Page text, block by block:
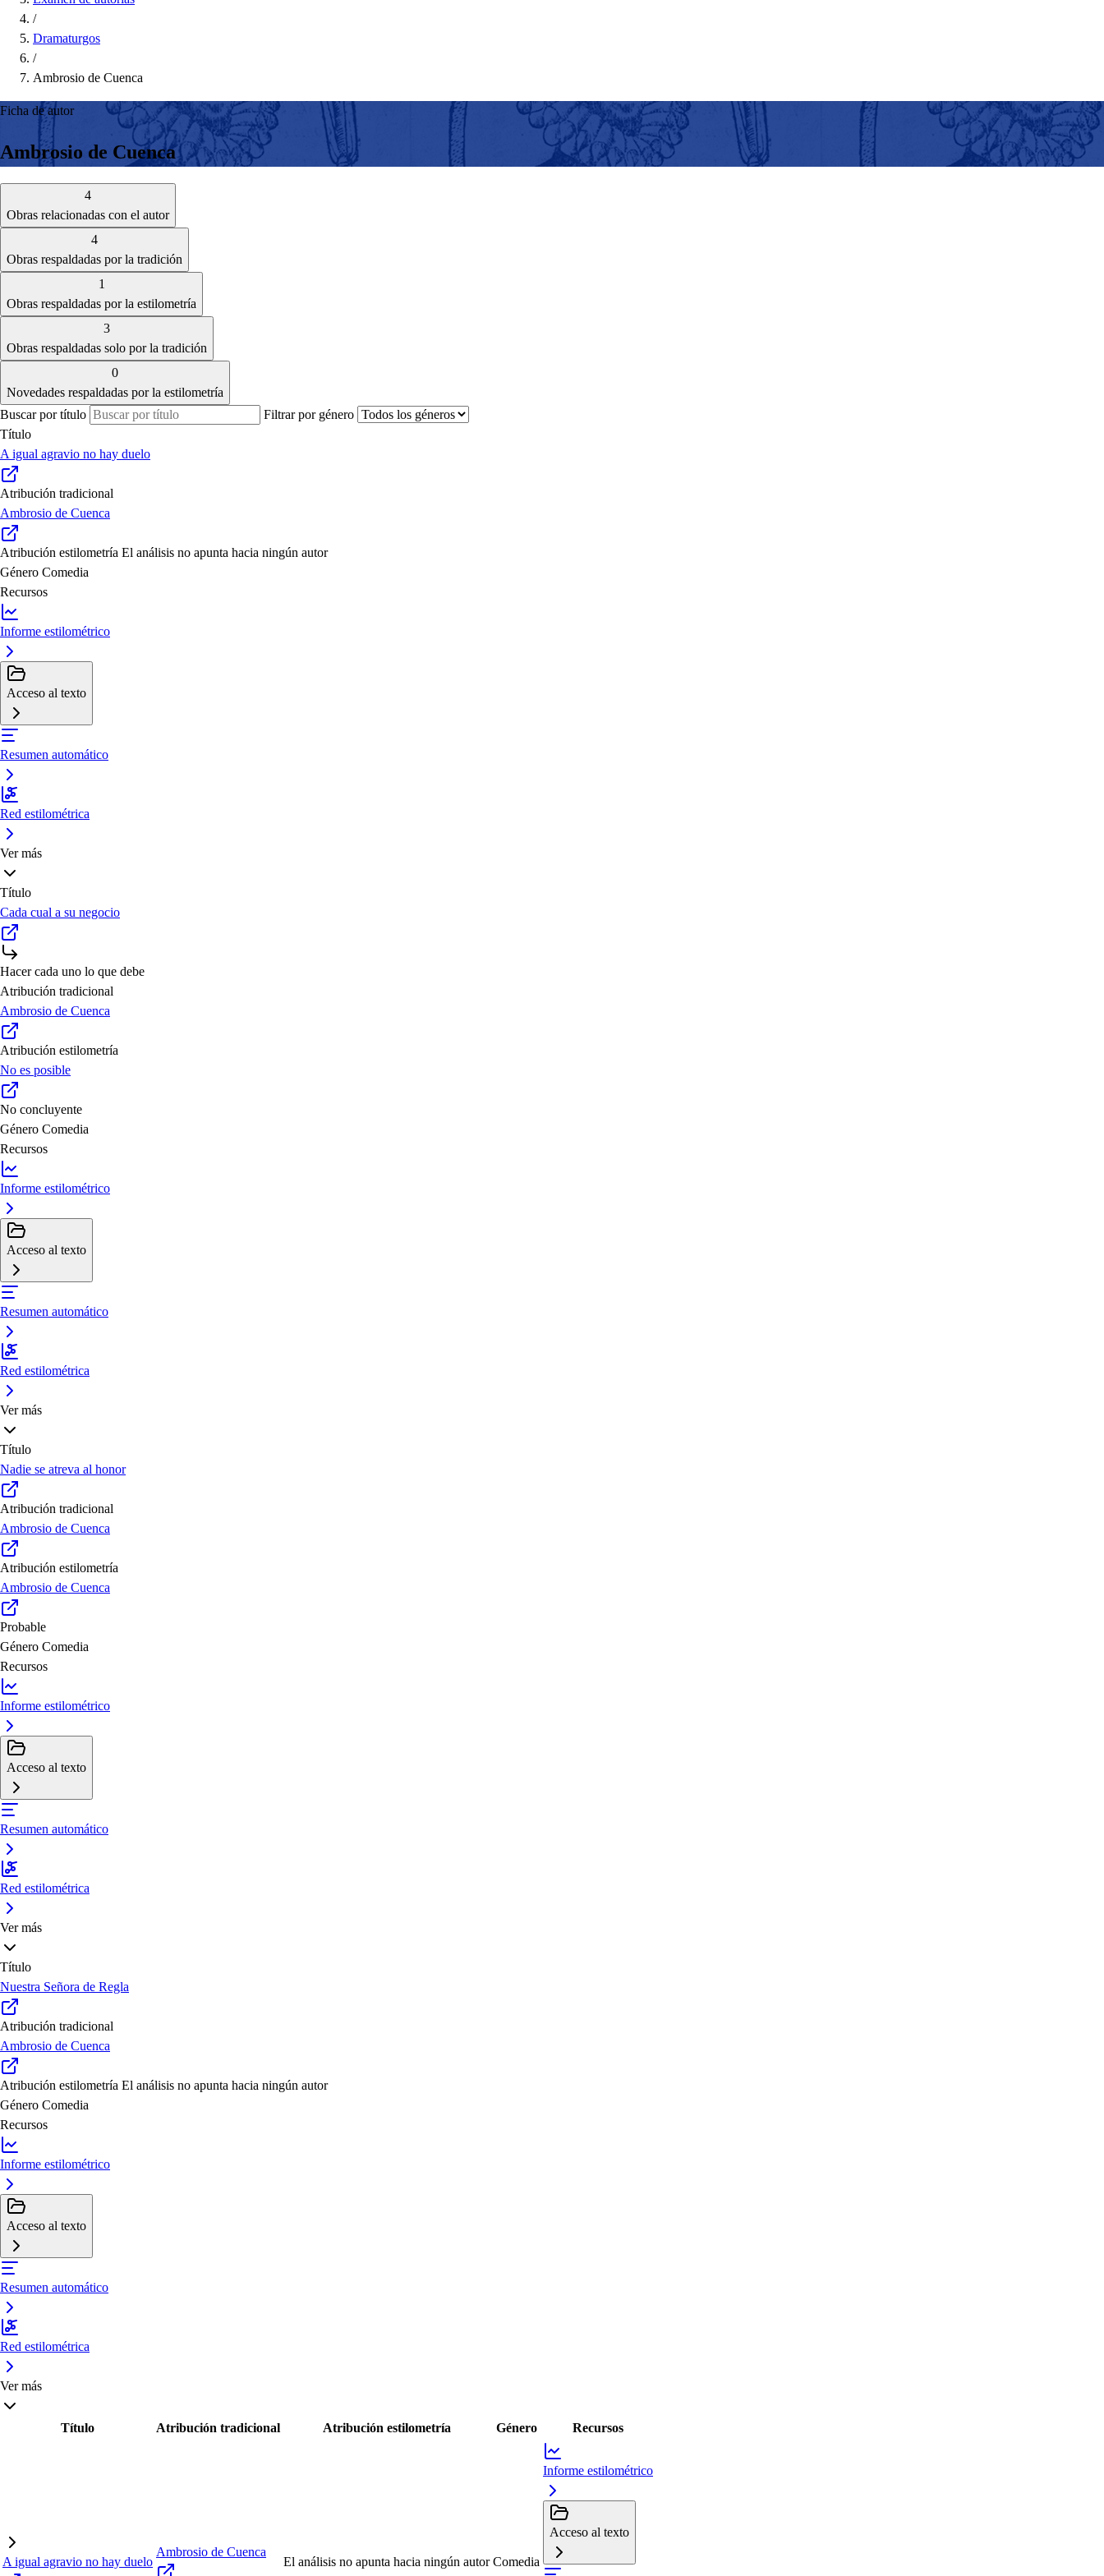
/
Dramaturgos
/
Ambrosio de Cuenca
Ficha de autor
Ambrosio de Cuenca
4
Obras relacionadas con el autor
4
Obras respaldadas por la tradición
1
Obras respaldadas por la estilometría
3
Obras respaldadas solo por la tradición
0
Novedades respaldadas por la estilometría
Buscar por título
Filtrar por género
Título
A igual agravio no hay duelo
Atribución tradicional
Ambrosio de Cuenca
Atribución estilometría El análisis no apunta hacia ningún autor
Género Comedia
Recursos
Informe estilométrico
Acceso al texto
Resumen automático
Red estilométrica
Ver más
Título
Cada cual a su negocio
Hacer cada uno lo que debe
Atribución tradicional
Ambrosio de Cuenca
Atribución estilometría
No es posible
No concluyente
Género Comedia
Recursos
Informe estilométrico
Acceso al texto
Resumen automático
Red estilométrica
Ver más
Título
Nadie se atreva al honor
Atribución tradicional
Ambrosio de Cuenca
Atribución estilometría
Ambrosio de Cuenca
Probable
Género Comedia
Recursos
Informe estilométrico
Acceso al texto
Resumen automático
Red estilométrica
Ver más
Título
Nuestra Señora de Regla
Atribución tradicional
Ambrosio de Cuenca
Atribución estilometría El análisis no apunta hacia ningún autor
Género Comedia
Recursos
Informe estilométrico
Acceso al texto
Resumen automático
Red estilométrica
Ver más
Título Atribución tradicional Atribución estilometría Género Recursos
A igual agravio no hay duelo
Ambrosio de Cuenca
El análisis no apunta hacia ningún autor Comedia
Informe estilométrico
Acceso al texto